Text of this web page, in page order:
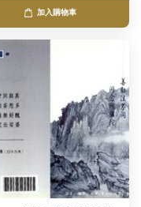
加入購物車